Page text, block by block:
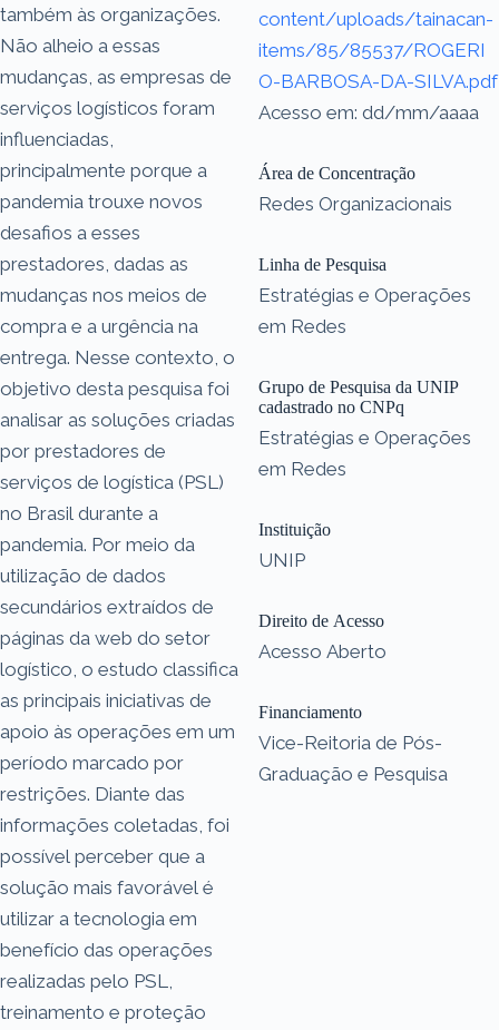
também às organizações.
Não alheio a essas
mudanças, as empresas de
serviços logísticos foram
influenciadas,
principalmente porque a
pandemia trouxe novos
desafios a esses
prestadores, dadas as
mudanças nos meios de
compra e a urgência na
entrega. Nesse contexto, o
objetivo desta pesquisa foi
analisar as soluções criadas
por prestadores de
serviços de logística (PSL)
no Brasil durante a
pandemia. Por meio da
utilização de dados
secundários extraídos de
páginas da web do setor
logístico, o estudo classifica
as principais iniciativas de
apoio às operações em um
período marcado por
restrições. Diante das
informações coletadas, foi
possível perceber que a
solução mais favorável é
utilizar a tecnologia em
benefício das operações
realizadas pelo PSL,
treinamento e proteção
content/uploads/tainacan-
items/85/85537/ROGERI
O-BARBOSA-DA-SILVA.pdf
Acesso em: dd/mm/aaaa
Área de Concentração
Redes Organizacionais
Linha de Pesquisa
Estratégias e Operações
em Redes
Grupo de Pesquisa da UNIP
cadastrado no CNPq
Estratégias e Operações
em Redes
Instituição
UNIP
Direito de Acesso
Acesso Aberto
Financiamento
Vice-Reitoria de Pós-
Graduação e Pesquisa